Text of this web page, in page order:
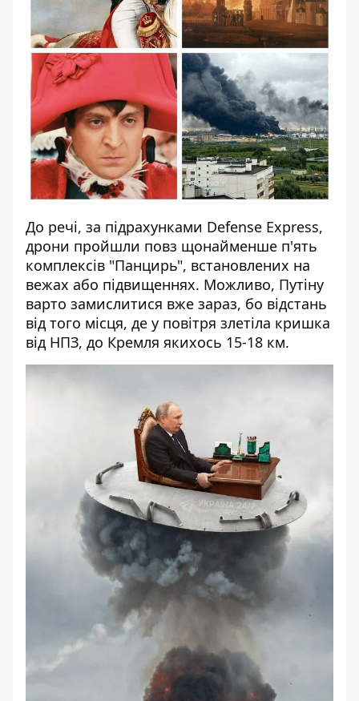
До речі, за підрахунками Defense Express,
дрони пройшли повз щонайменше п'ять
комплексів "Панцирь", встановлених на
вежах або підвищеннях. Можливо, Путіну
варто замислитися вже зараз, бо відстань
від того місця, де у повітря злетіла кришка
від НПЗ, до Кремля якихось 15-18 км.